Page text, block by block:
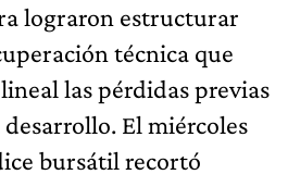
lograron estructurar
técnica que
las pérdidas previas
El miércoles
bursátil recortó